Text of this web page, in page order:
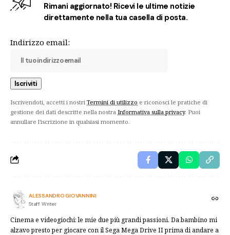
Rimani aggiornato! Ricevi le ultime notizie
direttamente nella tua casella di posta.
Indirizzo email:
Iscrivendoti, accetti i nostri Termini di utilizzo e riconosci le pratiche di
gestione dei dati descritte nella nostra Informativa sulla privacy. Puoi
annullare l'iscrizione in qualsiasi momento.
ALESSANDRO GIOVANNINI
Staff Writer
Cinema e videogiochi: le mie due più grandi passioni. Da bambino mi
alzavo presto per giocare con il Sega Mega Drive II prima di andare a